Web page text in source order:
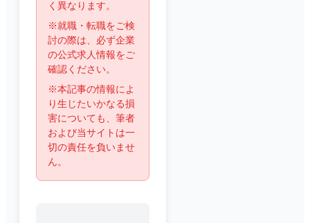
く異なります。
※就職・転職をご検
討の際は、必ず企業
の公式求人情報をご
確認ください。
※本記事の情報によ
り生じたいかなる損
害についても、筆者
および当サイトは一
切の責任を負いませ
ん。